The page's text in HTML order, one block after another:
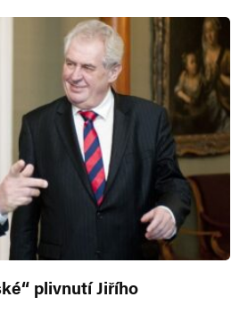
plivnutí Jiřího